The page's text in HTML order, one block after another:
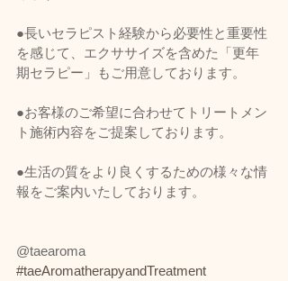
●長いセラピスト経験から必要性と重要性
を感じて、エクササイズを含めた「更年
期セラピー」もご用意しております。
●お客様のご希望に合わせてトリートメン
ト施術内容をご提案しております。
●生活の質をより良くするための様々な情
報をご案内いたしております。
@taearoma
#taeAromatherapyandTreatment